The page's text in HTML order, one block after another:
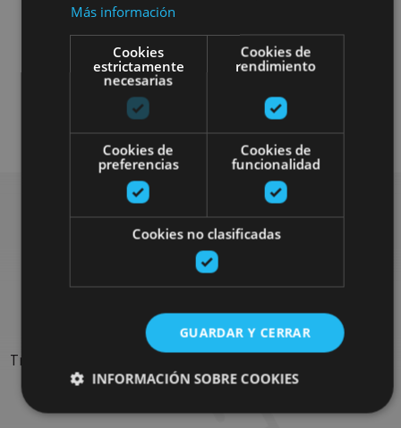
Bici Visitas guiadas
Rechercher plus de
sorties
Trouvez des sorties et des propositions pour compléter votre
séjour en Navarre : activités organisées, visites et les
Más información
Cookies
estrictamente
necesarias
Cookies de
rendimiento
Cookies de
preferencias
Cookies de
funcionalidad
Cookies no clasificadas
GUARDAR Y CERRAR
INFORMACIÓN SOBRE COOKIES